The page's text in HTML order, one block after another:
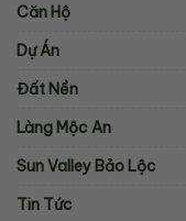
Căn Hộ
Dự Án
Đất Nền
Làng Mộc An
Sun Valley Bảo Lộc
Tin Tức